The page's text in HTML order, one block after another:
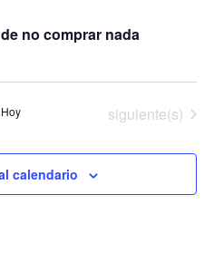
no comprar nada
Hoy Eventos
siguiente(s)
calendario